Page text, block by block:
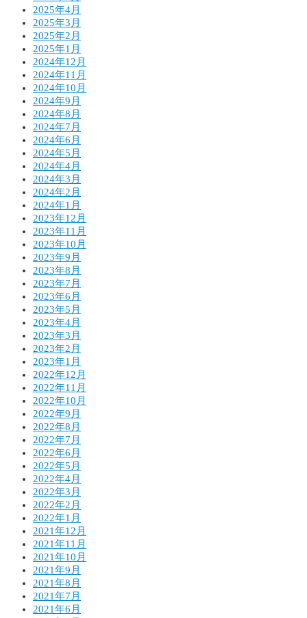
2025年4月
2025年3月
2025年2月
2025年1月
2024年12月
2024年11月
2024年10月
2024年9月
2024年8月
2024年7月
2024年6月
2024年5月
2024年4月
2024年3月
2024年2月
2024年1月
2023年12月
2023年11月
2023年10月
2023年9月
2023年8月
2023年7月
2023年6月
2023年5月
2023年4月
2023年3月
2023年2月
2023年1月
2022年12月
2022年11月
2022年10月
2022年9月
2022年8月
2022年7月
2022年6月
2022年5月
2022年4月
2022年3月
2022年2月
2022年1月
2021年12月
2021年11月
2021年10月
2021年9月
2021年8月
2021年7月
2021年6月